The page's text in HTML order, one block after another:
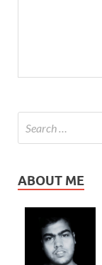
ABOUT ME